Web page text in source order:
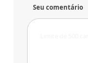
Seu comentário